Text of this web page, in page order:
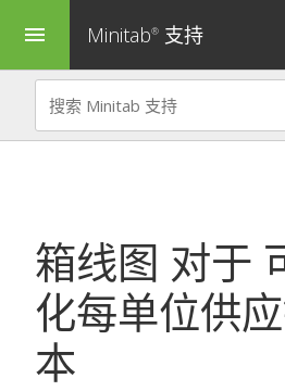
menu Minitab® 支持
箱线图 对于
化每单位供
本